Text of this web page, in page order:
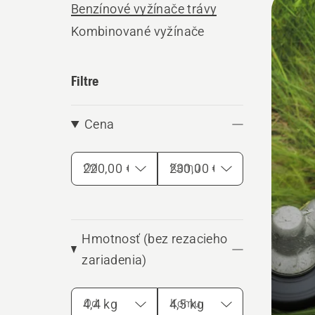
Benzínové vyžínače trávy
Kombinované vyžínače
Filtre
Cena
Od Komu
Hmotnosť (bez rezacieho
zariadenia)
Od Komu